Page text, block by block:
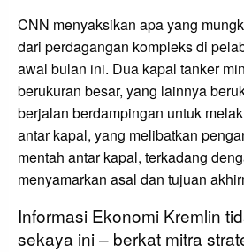
CNN menyaksikan apa yang
dari perdagangan kompleks di
awal bulan ini. Dua kapal tanker
berukuran besar, yang lainnya
berjalan berdampingan untuk
antar kapal, yang melibatkan
mentah antar kapal, terkadang
menyamarkan asal dan tujuan
Informasi Ekonomi Kremlin
sekaya ini – berkat mitra